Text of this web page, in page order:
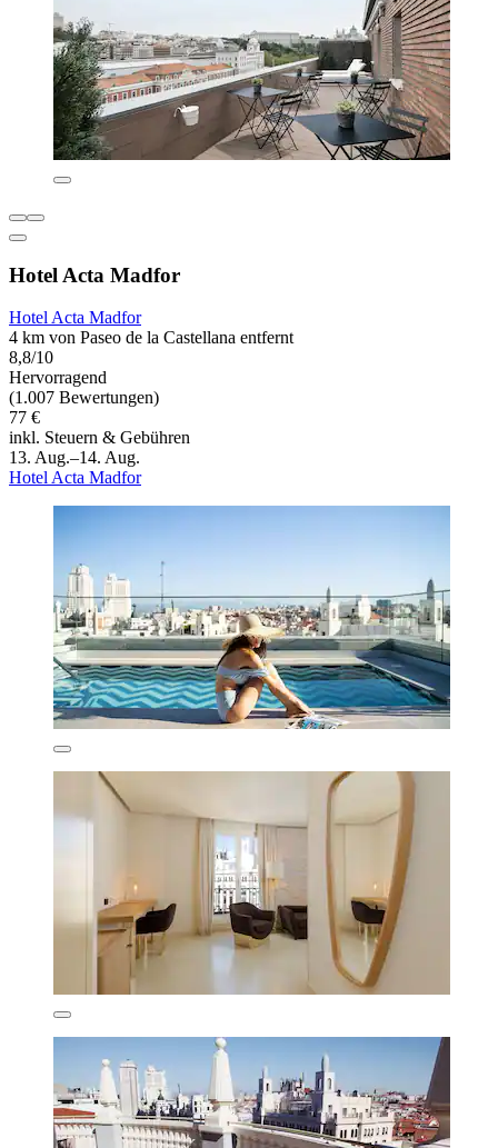
Hotel Acta Madfor
Hotel Acta Madfor
4 km von Paseo de la Castellana entfernt
8,8/10
Hervorragend
(1.007 Bewertungen)
77 €
inkl. Steuern & Gebühren
13. Aug.–14. Aug.
Hotel Acta Madfor